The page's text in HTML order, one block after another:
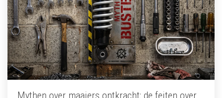
Mythen over maaiers ontkracht: de feiten over